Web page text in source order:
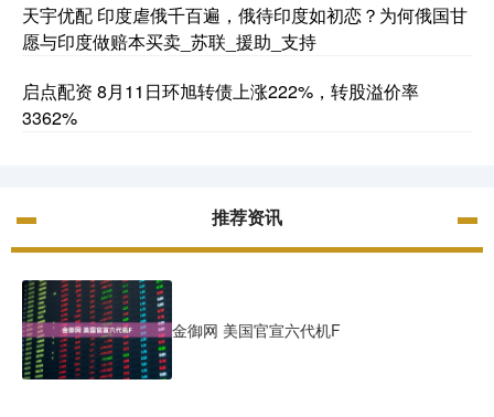
天宇优配 印度虐俄千百遍，俄待印度如初恋？为何俄国甘
愿与印度做赔本买卖_苏联_援助_支持
启点配资 8月11日环旭转债上涨222%，转股溢价率
3362%
推荐资讯
金御网 美国官宣六代机F